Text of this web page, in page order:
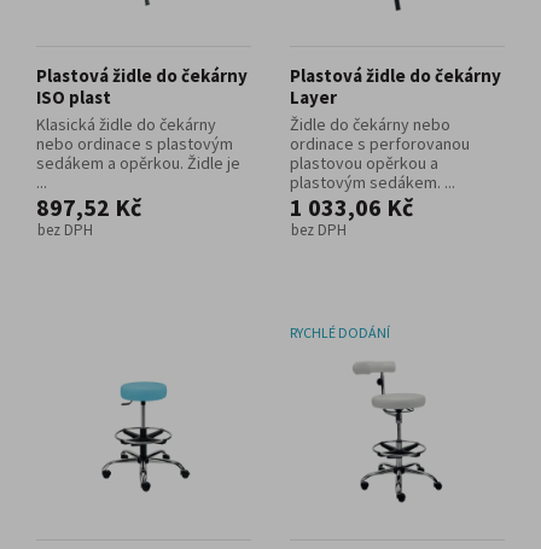
Plastová židle do čekárny
ISO plast
Klasická židle do čekárny
nebo ordinace s plastovým
sedákem a opěrkou. Židle je
...
897,52 Kč
bez DPH
Plastová židle do čekárny
Layer
Židle do čekárny nebo
ordinace s perforovanou
plastovou opěrkou a
plastovým sedákem. ...
1 033,06 Kč
bez DPH
RYCHLÉ DODÁNÍ